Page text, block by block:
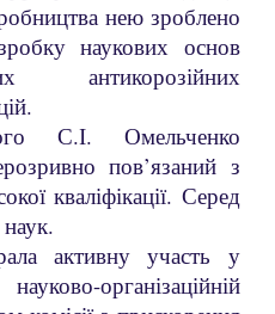
нею зроблено
наукових основ
антикорозійних
С.І. Омельченко
пов’язаний з
кваліфікації. Серед
наук.
активну участь у
організаційній